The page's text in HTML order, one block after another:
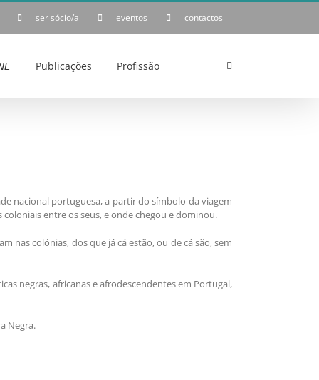
ser sócio/a eventos contactos
Publicações Profissão
nacional portuguesa, a partir do símbolo da viagem
entre os seus, e onde chegou e dominou.
nas colónias, dos que já cá estão, ou de cá são, sem
negras, africanas e afrodescendentes em Portugal,
Negra.